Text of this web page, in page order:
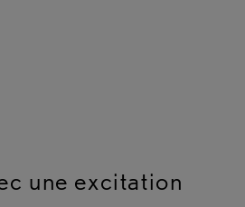
une excitation